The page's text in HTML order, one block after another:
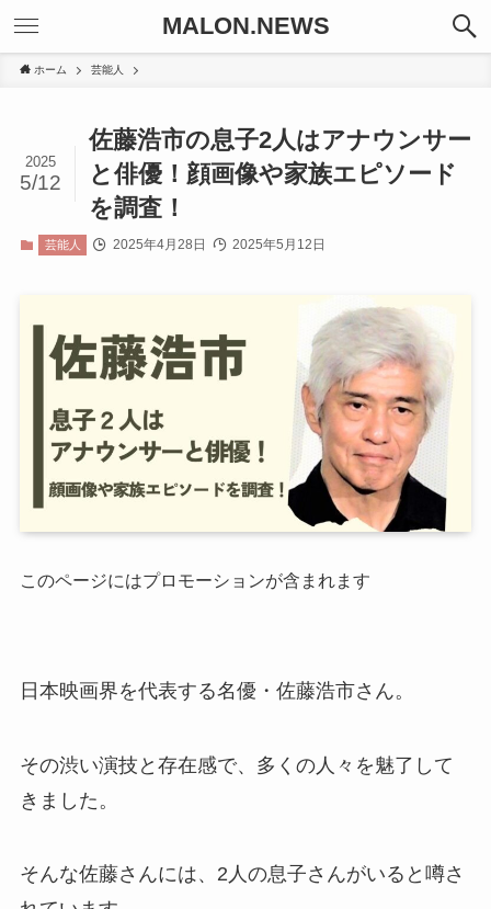
MALON.NEWS
ホーム 芸能人
佐藤浩市の息子2人はアナウンサー
と俳優！顔画像や家族エピソード
を調査！
2025
5/12
芸能人 2025年4月28日 2025年5月12日
このページにはプロモーションが含まれます
日本映画界を代表する名優・佐藤浩市さん。​
その渋い演技と存在感で、多くの人々を魅了して
きました。
​そんな佐藤さんには、2人の息子さんがいると噂さ